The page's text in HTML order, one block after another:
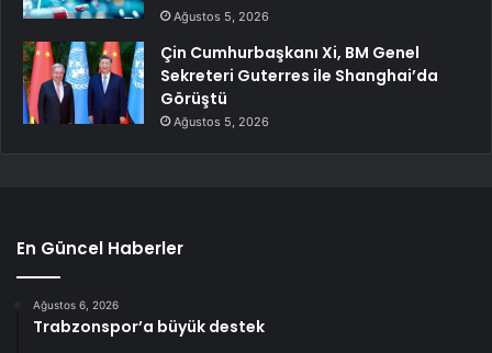
Ağustos 5, 2026
Çin Cumhurbaşkanı Xi, BM Genel
Sekreteri Guterres ile Shanghai’da
Görüştü
Ağustos 5, 2026
En Güncel Haberler
Ağustos 6, 2026
Trabzonspor’a büyük destek